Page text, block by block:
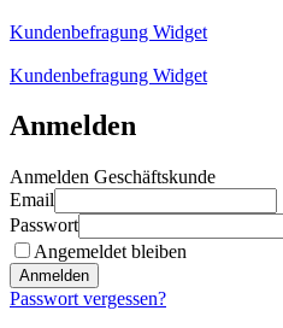
Kundenbefragung Widget
Kundenbefragung Widget
Anmelden
Anmelden Geschäftskunde
Email
Passwort
Angemeldet bleiben
Anmelden
Passwort vergessen?